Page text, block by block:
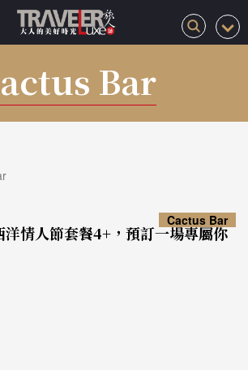
Bar
情人節套餐4+，預訂一場專屬你
Cactus Bar